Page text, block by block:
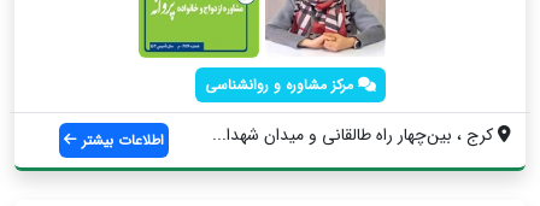
مرکز مشاوره و روانشناسی
کرج‌ ، بین‌چهار راه طالقانی و میدان شهدا... اطلاعات بیشتر